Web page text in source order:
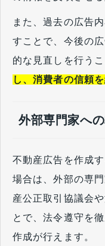
また、過去の広告
すことで、今後の
的な見直しを行う
し、消費者の信頼
外部専門家へ
不動産広告を作成
場合は、外部の専
産公正取引協議会
とで、法令遵守を
作成が行えます。